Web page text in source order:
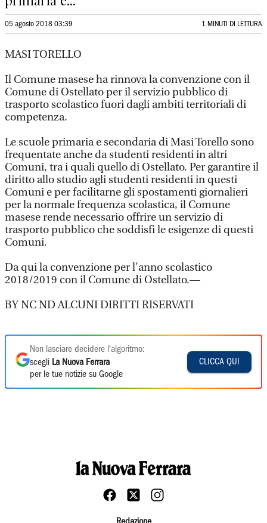
05 agosto 2018 03:39 1 MINUTI DI LETTURA
MASI TORELLO
Il Comune masese ha rinnova la convenzione con il
Comune di Ostellato per il servizio pubblico di
trasporto scolastico fuori dagli ambiti territoriali di
competenza.
Le scuole primaria e secondaria di Masi Torello sono
frequentate anche da studenti residenti in altri
Comuni, tra i quali quello di Ostellato. Per garantire il
diritto allo studio agli studenti residenti in questi
Comuni e per facilitarne gli spostamenti giornalieri
per la normale frequenza scolastica, il Comune
masese rende necessario offrire un servizio di
trasporto pubblico che soddisfi le esigenze di questi
Comuni.
Da qui la convenzione per l'anno scolastico
2018/2019 con il Comune di Ostellato.—
BY NC ND ALCUNI DIRITTI RISERVATI
Non lasciare decidere l'algoritmo:
scegli La Nuova Ferrara
per le tue notizie su Google
CLICCA QUI